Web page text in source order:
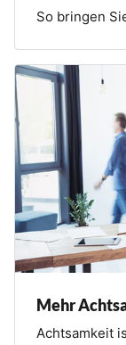
So bringen
Mehr
Achtsamkeit